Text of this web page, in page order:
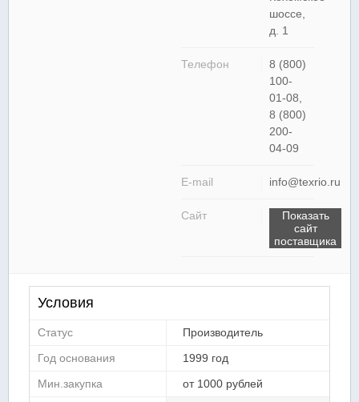
шоссе,
д. 1
Телефон
8 (800)
100-
01-08,
8 (800)
200-
04-09
E-mail info@texrio.ru
Сайт
Показать
сайт
поставщика
Условия
Статус
Производитель
Год основания
1999 год
Мин.закупка
от 1000 рублей